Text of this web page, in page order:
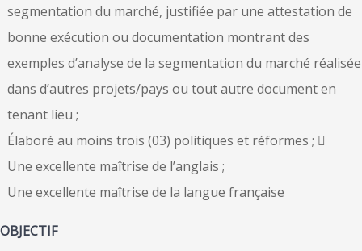
segmentation du marché, justifiée par une attestation de
bonne exécution ou documentation montrant des
exemples d’analyse de la segmentation du marché réalisée
dans d’autres projets/pays ou tout autre document en
tenant lieu ;
Élaboré au moins trois (03) politiques et réformes ; 
Une excellente maîtrise de l’anglais ;
Une excellente maîtrise de la langue française
OBJECTIF